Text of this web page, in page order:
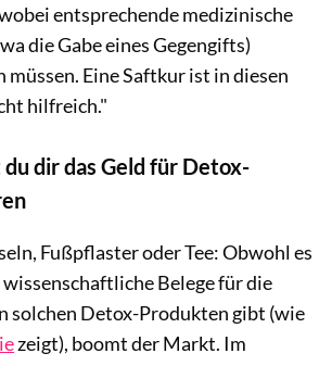
entsprechende medizinische
die Gabe eines Gegengifts)
Eine Saftkur ist in diesen
hilfreich."
dir das Geld für Detox-
Fußpflaster oder Tee: Obwohl es
Belege für die
solchen Detox-Produkten gibt (wie
zeigt), boomt der Markt. Im